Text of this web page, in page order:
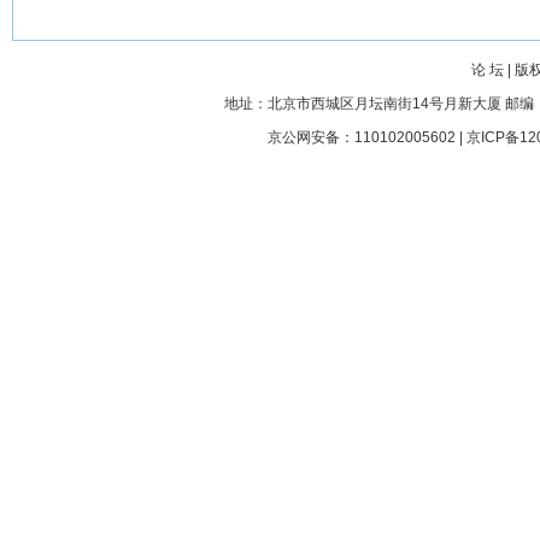
论 坛
版
地址：北京市西城区月坛南街14号月新大厦 邮
京公网安备：110102005602 | 京ICP备